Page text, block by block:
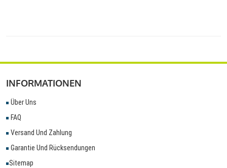
INFORMATIONEN
Über Uns
FAQ
Versand Und Zahlung
Garantie Und Rücksendungen
Sitemap